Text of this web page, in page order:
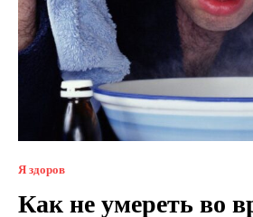
Я здоров
Как не умереть во